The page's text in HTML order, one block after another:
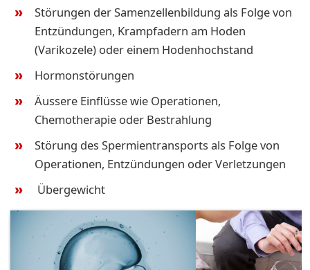
Störungen der Samenzellenbildung als Folge von
Entzündungen, Krampfadern am Hoden
(Varikozele) oder einem Hodenhochstand
Hormonstörungen
Äussere Einflüsse wie Operationen,
Chemotherapie oder Bestrahlung
Störung des Spermientransports als Folge von
Operationen, Entzündungen oder Verletzungen
Übergewicht